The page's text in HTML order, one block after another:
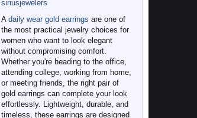
siriusjewelers
A daily wear gold earrings are one of
the most practical jewelry choices for
women who want to look elegant
without compromising comfort.
Whether you're heading to the office,
attending college, working from home,
or meeting friends, the right pair of
gold earrings can complete your look
effortlessly. Lightweight, durable, and
timeless, these earrings are designed